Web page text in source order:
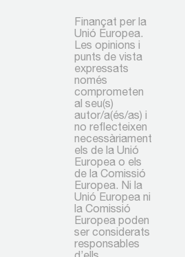
Finançat per la
Unió Europea.
Les opinions i
punts de vista
expressats
només
comprometen
al seu(s)
autor/a(és/as) i
no reflecteixen
necessàriament
els de la Unió
Europea o els
de la Comissió
Europea. Ni la
Unió Europea ni
la Comissió
Europea poden
ser considerats
responsables